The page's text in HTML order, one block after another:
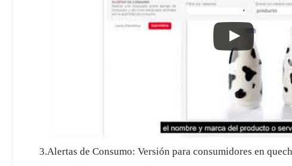
3.Alertas de Consumo: Versión para consumidores en